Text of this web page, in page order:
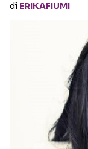
di ERIKAFIUMI